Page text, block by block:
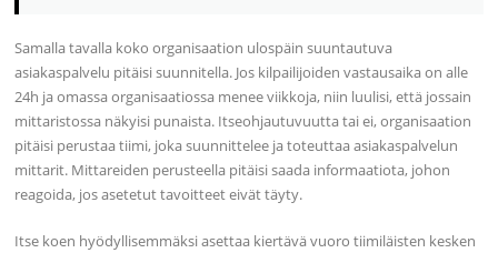
Samalla tavalla koko organisaation ulospäin suuntautuva
asiakaspalvelu pitäisi suunnitella. Jos kilpailijoiden vastausaika on alle
24h ja omassa organisaatiossa menee viikkoja, niin luulisi, että jossain
mittaristossa näkyisi punaista. Itseohjautuvuutta tai ei, organisaation
pitäisi perustaa tiimi, joka suunnittelee ja toteuttaa asiakaspalvelun
mittarit. Mittareiden perusteella pitäisi saada informaatiota, johon
reagoida, jos asetetut tavoitteet eivät täyty.
Itse koen hyödyllisemmäksi asettaa kiertävä vuoro tiimiläisten kesken